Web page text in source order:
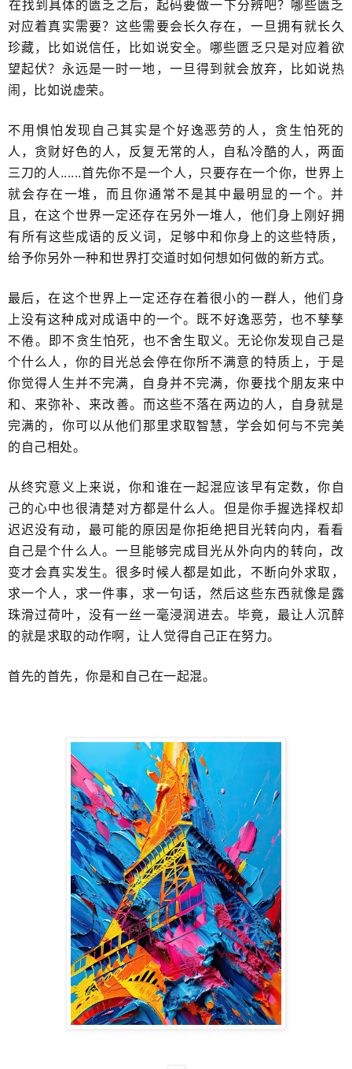
​在找到具体的匮乏之后，起码要做一下分辨吧？哪些匮乏
对应着真实需要？这些需要会长久存在，一旦拥有就长久
珍藏，比如说信任，比如说安全。哪些匮乏只是对应着欲
望起伏？永远是一时一地，一旦得到就会放弃，比如说热
闹，比如说​虚荣。
不用惧怕发现自己其实是个好逸恶劳的人，贪生怕死的
人，贪财好色的人，反复无常的人，自私冷酷的人，两面
三刀的人......​首先你不是一个人，只要存在一个你，世界上
就会存在一堆，而且你通常不是其中最明显的一个。并
且，在这个世界一定还存在另外一堆人，他们身上刚好拥
有​所有这些成语的反义词，足够中和你身上的这些特质，
给予你另外一种和世界打交道时如何想如何做的​新方式。
最后，在这个世界上一定还存在着很小的一群人，他们身
上没有这种成对成语中​的一个。既不好逸恶劳，也不孳孳
不倦​。即不​贪生怕死，也不舍生取义。无论你发现自己是
个什么人，你的目光总会停在你所不满意的特质上，于是
你觉得人生并不完满，自身并不完满，你要找个朋友来中
和、来弥补、来​改善。而这些不落在两边的人，自身就是
完满的，​你可以从他们那里求取智慧，学会如何​与不完美
的自己相处。
从终究意义上来说，你和谁在一起混应该早有定数，你自
己的心中也​很清楚对方都是什么人。但是你手握选择权却
迟迟没有动，最可能的原因是​你拒绝把目光转向内，看看
自己是个什么人。一旦能够完成目光从外向内的转向，​改
变才会真实发生。很多时候人都是如此，不断向外求取，
求一个人，求一件事，求一句话，然后这些东西就像是露
珠滑过荷叶​，没有一丝一毫​浸润进去。毕竟，最让人沉醉
的就是求取的动作啊，让人觉得自己正在努力。
首先的首先，你是和自己在一起混。